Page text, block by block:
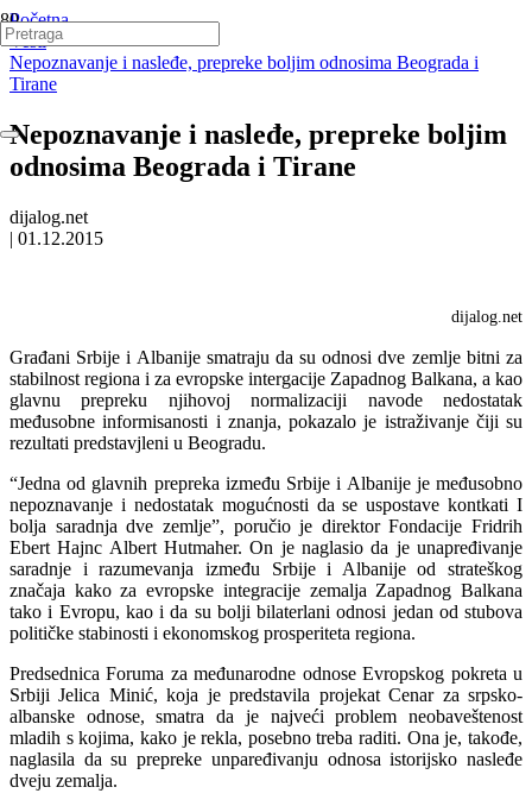
Početna
Vesti
Nepoznavanje i nasleđe, prepreke boljim odnosima Beograda i
Tirane
Nepoznavanje i nasleđe, prepreke boljim
odnosima Beograda i Tirane
dijalog.net
| 01.12.2015
dijalog.net
Građani Srbije i Albanije smatraju da su odnosi dve zemlje bitni za
stabilnost regiona i za evropske intergacije Zapadnog Balkana, a kao
glavnu prepreku njihovoj normalizaciji navode nedostatak
međusobne informisanosti i znanja, pokazalo je istraživanje čiji su
rezultati predstavjleni u Beogradu.
“Jedna od glavnih prepreka između Srbije i Albanije je međusobno
nepoznavanje i nedostatak mogućnosti da se uspostave kontkati I
bolja saradnja dve zemlje”, poručio je direktor Fondacije Fridrih
Ebert Hajnc Albert Hutmaher. On je naglasio da je unapređivanje
saradnje i razumevanja između Srbije i Albanije od strateškog
značaja kako za evropske integracije zemalja Zapadnog Balkana
tako i Evropu, kao i da su bolji bilaterlani odnosi jedan od stubova
političke stabinosti i ekonomskog prosperiteta regiona.
Predsednica Foruma za međunarodne odnose Evropskog pokreta u
Srbiji Jelica Minić, koja je predstavila projekat Cenar za srpsko-
albanske odnose, smatra da je najveći problem neobaveštenost
mladih s kojima, kako je rekla, posebno treba raditi. Ona je, takođe,
naglasila da su prepreke unpaređivanju odnosa istorijsko nasleđe
dveju zemalja.